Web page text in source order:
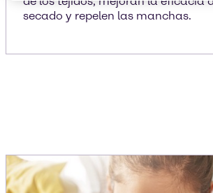
secado y repelen las manchas.